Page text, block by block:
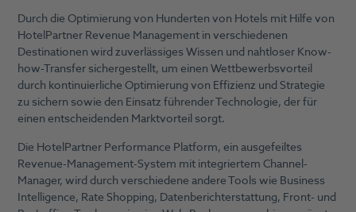
Durch die Optimierung von Hunderten von Hotels mit Hilfe von
HotelPartner Revenue Management in verschiedenen
Destinationen wird zuverlässiges Wissen und nahtloser Know-
how-Transfer sichergestellt, um einen Wettbewerbsvorteil
durch kontinuierliche Optimierung von Effizienz und Strategie
zu sichern sowie den Einsatz führender Technologie, der für
einen entscheidenden Marktvorteil sorgt.
Die HotelPartner Performance Platform, ein ausgefeiltes
Revenue-Management-System mit integriertem Channel-
Manager, wird durch verschiedene andere Tools wie Business
Intelligence, Rate Shopping, Datenberichterstattung, Front- und